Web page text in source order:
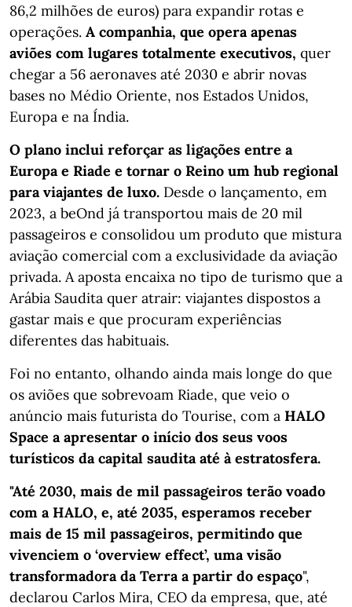
86,2 milhões de euros) para expandir rotas e
operações. A companhia, que opera apenas
aviões com lugares totalmente executivos, quer
chegar a 56 aeronaves até 2030 e abrir novas
bases no Médio Oriente, nos Estados Unidos,
Europa e na Índia.
O plano inclui reforçar as ligações entre a
Europa e Riade e tornar o Reino um hub regional
para viajantes de luxo. Desde o lançamento, em
2023, a beOnd já transportou mais de 20 mil
passageiros e consolidou um produto que mistura
aviação comercial com a exclusividade da aviação
privada. A aposta encaixa no tipo de turismo que a
Arábia Saudita quer atrair: viajantes dispostos a
gastar mais e que procuram experiências
diferentes das habituais.
Foi no entanto, olhando ainda mais longe do que
os aviões que sobrevoam Riade, que veio o
anúncio mais futurista do Tourise, com a HALO
Space a apresentar o início dos seus voos
turísticos da capital saudita até à estratosfera.
"Até 2030, mais de mil passageiros terão voado
com a HALO, e, até 2035, esperamos receber
mais de 15 mil passageiros, permitindo que
vivenciem o ‘overview effect’, uma visão
transformadora da Terra a partir do espaço",
declarou Carlos Mira, CEO da empresa, que, até